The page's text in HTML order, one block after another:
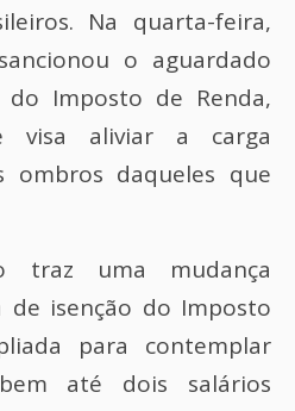
Na quarta-feira,
o aguardado
Imposto de Renda,
visa aliviar a carga
daqueles que
traz uma mudança
de isenção do Imposto
para contemplar
até dois salários